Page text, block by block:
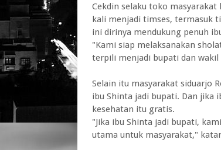
Cekdin selaku toko
kali menjadi timses, termasuk
ini dirinya mendukung penuh
"Kami siap melaksanakan
terpili menjadi bupati dan
Selain itu masyarakat siduarjo
ibu Shinta jadi bupati. Dan jika
kesehatan itu gratis.
"Jika ibu Shinta jadi bupati,
utama untuk masyarakat,"